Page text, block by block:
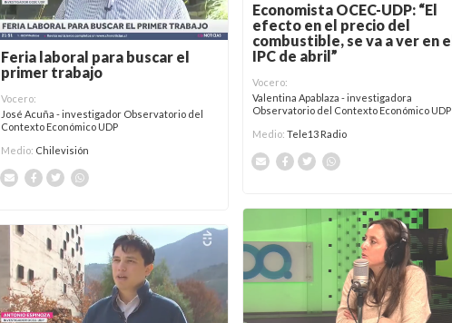
Economista OCEC-UDP: “El
efecto en el precio del
combustible, se va a ver en el
IPC de abril”
Vocero:
Valentina Apablaza - investigadora
Observatorio del Contexto Económico UDP
Medio:Tele13 Radio
Feria laboral para buscar el
primer trabajo
Vocero:
José Acuña - investigador Observatorio del
Contexto Económico UDP
Medio: Chilevisión